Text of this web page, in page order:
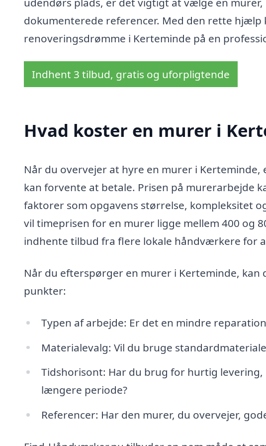
dokumenterede referencer. Med den rette hjælp
renoveringsdrømme i Kerteminde på en
Indhent 3 tilbud, gratis og uforpligtende
Hvad koster en murer i
Når du overvejer at hyre en murer i
kan forvente at betale. Prisen på murerarbejde
faktorer som opgavens størrelse, kompleksitet
vil timeprisen for en murer ligge mellem 400 og
indhente tilbud fra flere lokale håndværkere for
Når du efterspørger en murer i Kerteminde,
punkter:
Typen af arbejde: Er det en mindre
Materialevalg: Vil du bruge
Tidshorisont: Har du brug for hurtig
længere periode?
Referencer: Har den murer, du overvejer,